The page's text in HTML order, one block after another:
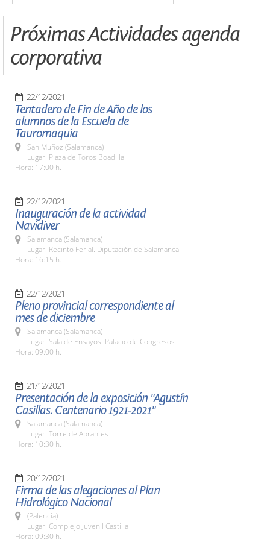
Próximas Actividades agenda
corporativa
22/12/2021
Tentadero de Fin de Año de los
alumnos de la Escuela de
Tauromaquia
San Muñoz (Salamanca)
Lugar: Plaza de Toros Boadilla
Hora: 17:00 h.
22/12/2021
Inauguración de la actividad
Navidiver
Salamanca (Salamanca)
Lugar: Recinto Ferial. Diputación de Salamanca
Hora: 16:15 h.
22/12/2021
Pleno provincial correspondiente al
mes de diciembre
Salamanca (Salamanca)
Lugar: Sala de Ensayos. Palacio de Congresos
Hora: 09:00 h.
21/12/2021
Presentación de la exposición "Agustín
Casillas. Centenario 1921-2021"
Salamanca (Salamanca)
Lugar: Torre de Abrantes
Hora: 10:30 h.
20/12/2021
Firma de las alegaciones al Plan
Hidrológico Nacional
(Palencia)
Lugar: Complejo Juvenil Castilla
Hora: 09:30 h.